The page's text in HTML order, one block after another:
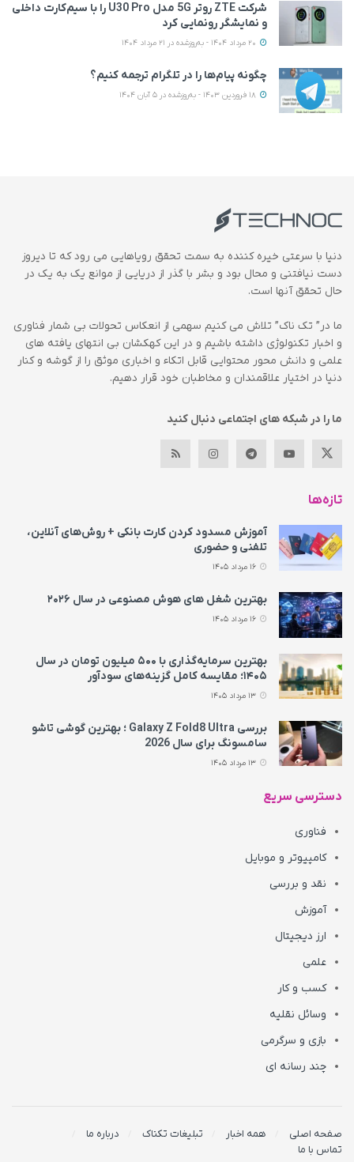
شرکت ZTE روتر 5G مدل U30 Pro را با سیم‌کارت داخلی
و نمایشگر رونمایی کرد
چگونه پیام‌ها را در تلگرام ترجمه کنیم؟
دنیا با سرعتی خیره کننده به سمت تحقق رویاهایی می رود که تا دیروز
دست نیافتنی و محال بود و بشر با گذر از دریایی از موانع یک به یک در
حال تحقق آنها است.
ما در” تک ناک” تلاش می کنیم سهمی از انعکاس تحولات بی شمار فناوری
و اخبار تکنولوژی داشته باشیم و در این کهکشان بی انتهای یافته های
علمی و دانش محور محتوایی قابل اتکاء و اخباری موثق را از گوشه و کنار
دنیا در اختیار علاقمندان و مخاطبان خود قرار دهیم.
ما را در شبکه های اجتماعی دنبال کنید
تازه‌ها
آموزش مسدود کردن کارت بانکی + روش‌های آنلاین،
تلفنی و حضوری
بهترین شغل های هوش مصنوعی در سال ۲۰۲۶
بهترین سرمایه‌گذاری با ۵۰۰ میلیون تومان در سال
۱۴۰۵؛ مقایسه کامل گزینه‌های سودآور
بررسی Galaxy Z Fold8 Ultra ؛ بهترین گوشی تاشو
سامسونگ برای سال 2026
دسترسی سریع
فناوری
کامپیوتر و موبایل
نقد و بررسی
آموزش
ارز دیجیتال
علمی
کسب و کار
وسائل نقلیه
بازی و سرگرمی
چند رسانه ای
صفحه اصلی همه اخبار تبلیغات تکناک
درباره ما
تماس با ما